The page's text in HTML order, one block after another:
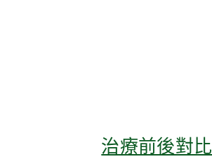
治療前後對比